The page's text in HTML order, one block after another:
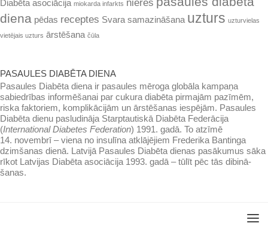
Diabēta asociācija miokarda infarkts nieres
diena pēdas receptes Svara samazināšana uzturs uzturvielas
vietējais uzturs ārstēšana čūla
PASAULES DIABĒTA DIENA
Pasaules Diabēta diena ir pasaules mē­roga globāla kampaņa
sabiedrības infor­mēšanai par cukura diabēta pirmajām pazīmēm,
riska faktoriem, kompli­kācijām un ārstēšanas iespējām. Pasaules
Diabēta dienu pasludināja Starptautiskā Diabēta Federācija
(International Dia­betes Federation) 1991. gadā. To atzīmē
14. novembrī – viena no insulīna atklājējiem Frederika Ban­tinga
dzim­šanas dienā. Latvijā Pa­saules Dia­bēta dienas pasā­ku­mus sāka
rīkot Lat­vijas Diabēta asociācija 1993. gadā – tūlīt pēc tās dibinā­
šanas.